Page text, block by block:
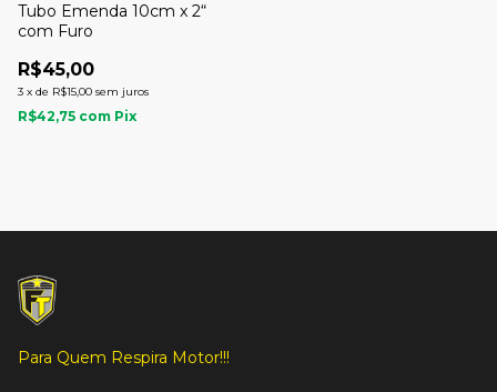
Tubo Emenda 10cm x 2“
com Furo
R$45,00
3 x de R$15,00 sem juros
R$42,75 com Pix
Para Quem Respira Motor!!!